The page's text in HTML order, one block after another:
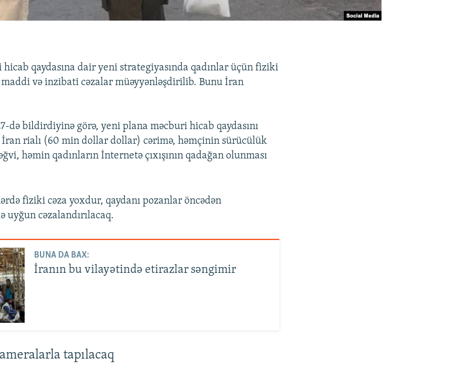
qaydasına dair yeni strategiyasında qadınlar üçün fiziki
maddi və inzibati cəzalar müəyyənləşdirilib. Bunu İran
də bildirdiyinə görə, yeni plana məcburi hicab qaydasını
rialı (60 min dollar dollar) cərimə, həmçinin sürücülük
həmin qadınların İnternetə çıxışının qadağan olunması
fiziki cəza yoxdur, qaydanı pozanlar öncədən
uyğun cəzalandırılacaq.
BUNA DA BAX:
İranın bu vilayətində etirazlar səngimir
tapılacaq